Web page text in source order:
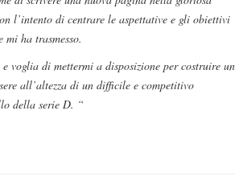
l’intento di centrare le aspettative e gli obiettivi
mi ha trasmesso.
voglia di mettermi a disposizione per costruire un
all’altezza di un difficile e competitivo
della serie D. “